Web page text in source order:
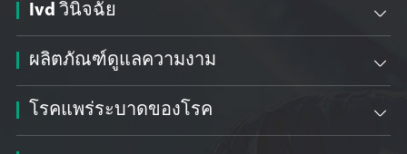
Ivd วินิจฉัย 
ผลิตภัณฑ์ดูแลความงาม 
โรคแพร่ระบาดของโรค 